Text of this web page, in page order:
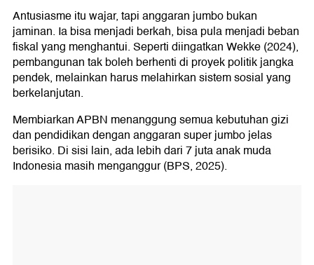
Antusiasme itu wajar, tapi anggaran jumbo bukan
jaminan. Ia bisa menjadi berkah, bisa pula menjadi beban
fiskal yang menghantui. Seperti diingatkan Wekke (2024),
pembangunan tak boleh berhenti di proyek politik jangka
pendek, melainkan harus melahirkan sistem sosial yang
berkelanjutan.
Membiarkan APBN menanggung semua kebutuhan gizi
dan pendidikan dengan anggaran super jumbo jelas
berisiko. Di sisi lain, ada lebih dari 7 juta anak muda
Indonesia masih menganggur (BPS, 2025).